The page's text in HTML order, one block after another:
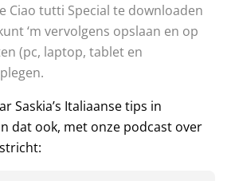
Ciao tutti Special te downloaden
‘m vervolgens opslaan en op
(pc, laptop, tablet en
Saskia’s Italiaanse tips in
dat ook, met onze podcast over